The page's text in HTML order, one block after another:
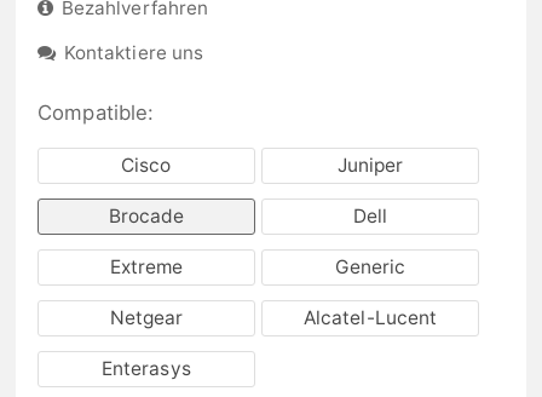
Bezahlverfahren
Kontaktiere uns
Compatible:
Cisco Juniper
Brocade Dell
Extreme Generic
Netgear Alcatel-Lucent
Enterasys